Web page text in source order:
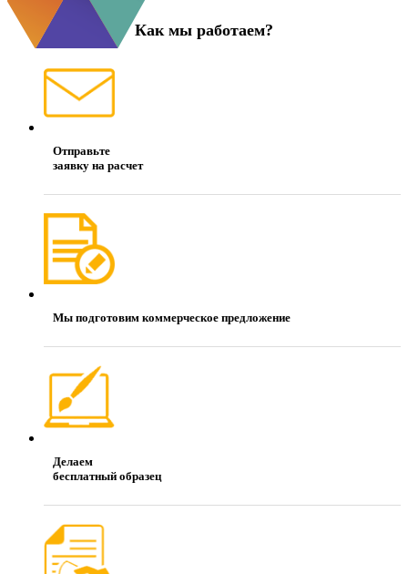
Как мы работаем?
Отправьте
заявку на расчет
Мы подготовим коммерческое предложение
Делаем
бесплатный образец